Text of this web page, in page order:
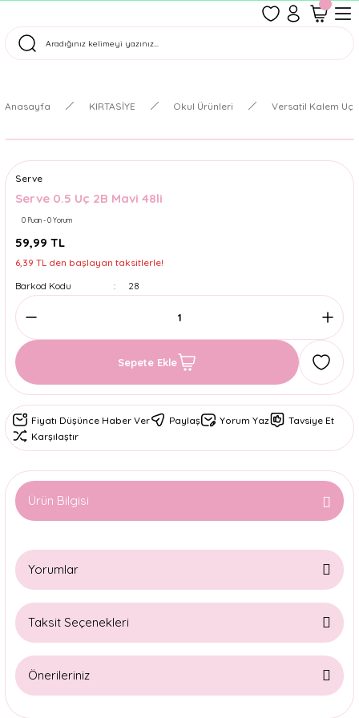
Tüm Siparişler Aynı Gün Kargoda!
Anasayfa KIRTASİYE Okul Ürünleri Versatil Kalem
Serve
Serve 0.5 Uç 2B Mavi 48li
0 Puan - 0 Yorum
59,99 TL
6,39 TL den başlayan taksitlerle!
Barkod Kodu
28
Sepete Ekle
Fiyatı Düşünce Haber Ver Paylaş Yorum Yaz
Tavsiye Et
Karşılaştır
Ürün Bilgisi
Yorumlar
Taksit Seçenekleri
Önerileriniz